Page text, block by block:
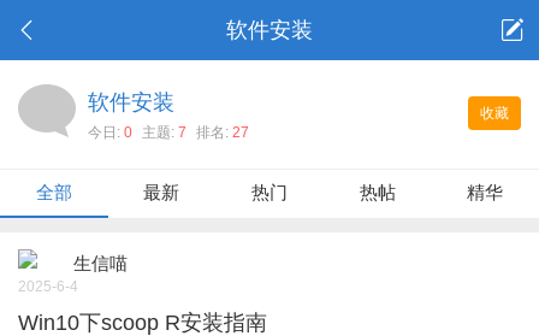
软件安装
收藏
软件安装
今日: 0 主题: 7 排名: 27
全部 最新 热门 热帖 精华
生信喵
2025-6-4
Win10下scoop R安装指南